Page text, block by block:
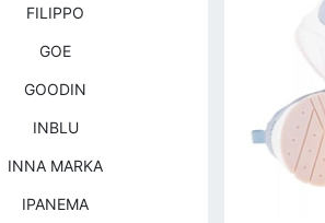
FILIPPO
GOE
GOODIN
INBLU
INNA MARKA
IPANEMA